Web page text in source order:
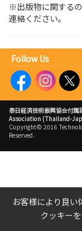
※出版物に関する
連絡ください。
Follow Us
泰日経済技術振興協会付属
Association (Thailand-
Copyright© 2016
Reserved.
お客様により良い
クッキー